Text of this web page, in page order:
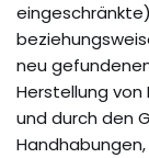
neu
Herstellung von
und durch den